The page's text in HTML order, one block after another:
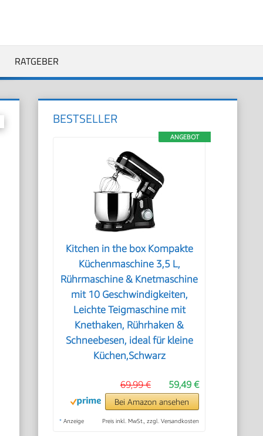
RATGEBER
BESTSELLER
ANGEBOT
Kitchen in the box Kompakte
Küchenmaschine 3,5 L,
Rührmaschine & Knetmaschine
mit 10 Geschwindigkeiten,
Leichte Teigmaschine mit
Knethaken, Rührhaken &
Schneebesen, ideal für kleine
Küchen,Schwarz
59,49 €
69,99 €
Bei Amazon ansehen
* Anzeige Preis inkl. MwSt., zzgl. Versandkosten